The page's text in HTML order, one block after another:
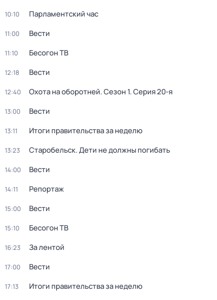
10:10 Парламентский час
11:00 Вести
11:10 Бесогон ТВ
12:18 Вести
12:40 Охота на оборотней. Сезон 1. Серия 20-я
13:00 Вести
13:11 Итоги правительства за неделю
13:23 Старобельск. Дети не должны погибать
14:00 Вести
14:11 Репортаж
15:00 Вести
15:10 Бесогон ТВ
16:23 За лентой
17:00 Вести
17:13 Итоги правительства за неделю